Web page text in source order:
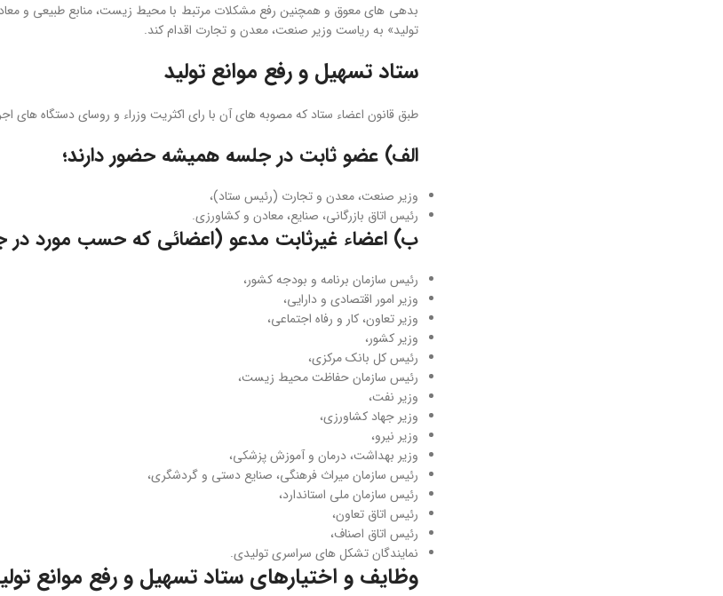
بدهی ­های معوق و همچنین رفع مشکلات مرتبط با محیط زیست، منابع طبیعی و
تولید» به ریاست وزیر صنعت، معدن و تجارت اقدام کند.
ستاد تسهیل و رفع موانع تولید
طبق قانون اعضاء ستاد که مصوبه­ های آن با رای اکثریت وزراء و روسای دستگاه ­های
الف) عضو ثابت در جلسه­ همیشه حضور دارند؛
وزیر صنعت، معدن و تجارت (رئیس ستاد)،
رئیس اتاق بازرگانی، صنایع، معادن و کشاورزی.
ب) اعضاء غیرثابت مدعو (اعضائی که حسب مورد
رئیس سازمان برنامه و بودجه کشور،
وزیر امور اقتصادی و دارایی،
وزیر تعاون، کار و رفاه اجتماعی،
وزیر کشور،
رئیس کل بانک مرکزی،
رئیس سازمان حفاظت محیط زیست،
وزیر نفت،
وزیر جهاد کشاورزی،
وزیر نیرو،
وزیر بهداشت، درمان و آموزش پزشکی،
رئیس سازمان میراث فرهنگی، صنایع دستی و گردشگری،
رئیس سازمان ملی استاندارد،
رئیس اتاق تعاون،
رئیس اتاق اصناف،
نمایندگان تشکل ­های سراسری تولیدی.
وظایف و اختیارهای ستاد تسهیل و رفع موانع